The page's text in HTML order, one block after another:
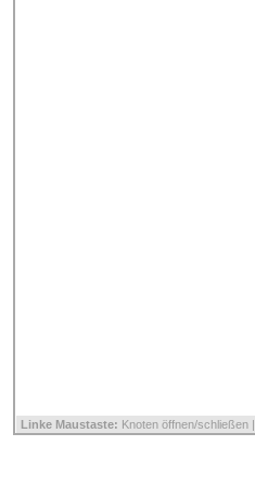
Linke Maustaste: Knoten öffnen/schließen |